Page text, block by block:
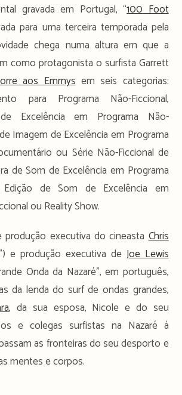
gravada em Portugal, “100 Foot
para uma terceira temporada pela
chega numa altura em que a
como protagonista o surfista Garrett
aos Emmysem seis categorias:
para Programa Não-Ficcional,
de Excelência em Programa Não-
Imagem de Excelência em Programa
ou Série Não-Ficcional de
de Som de Excelência em Programa
Edição de Som de Excelência em
ou Reality Show.
produção executiva do cineastaChris
e produção executiva de Joe Lewis
Onda da Nazaré”, em português,
da lenda do surf de ondas grandes,
, da sua esposa, Nicole e do seu
e colegas surfistas na Nazaré à
as fronteiras do seu desporto e
mentes e corpos.